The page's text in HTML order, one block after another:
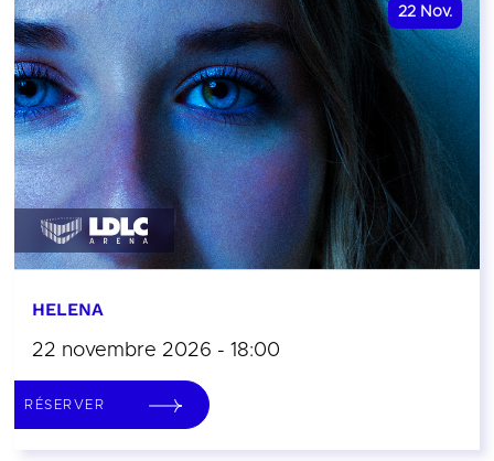
22 Nov.
HELENA
22 novembre 2026 - 18:00
RÉSERVER